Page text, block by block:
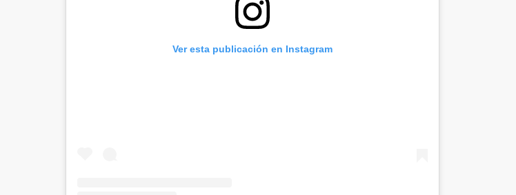
Ver esta publicación en Instagram